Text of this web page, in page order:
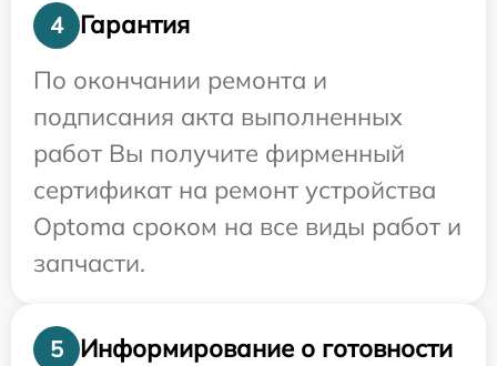
4
Гарантия
По окончании ремонта и
подписания акта выполненных
работ Вы получите фирменный
сертификат на ремонт устройства
Optoma сроком на все виды работ и
запчасти.
5
Информирование о готовности